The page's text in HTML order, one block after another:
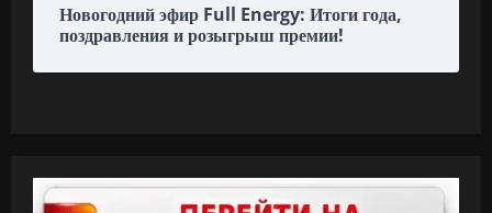
Новогодний эфир Full Energy: Итоги года,
поздравления и розыгрыш премии!